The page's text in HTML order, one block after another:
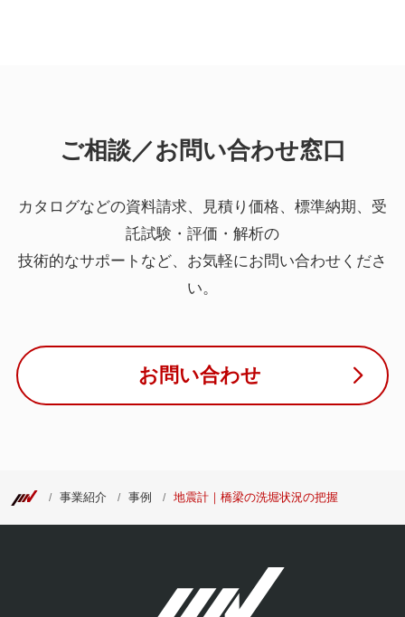
ご相談／お問い合わせ窓口
カタログなどの資料請求、見積り価格、標準納期、受
託試験・評価・解析の
技術的なサポートなど、お気軽にお問い合わせくださ
い。
お問い合わせ
事業紹介 事例 地震計｜橋梁の洗堀状況の把握